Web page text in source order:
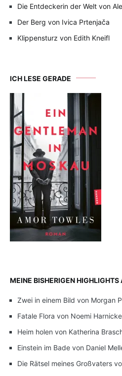
Die Entdeckerin der Welt von
Der Berg von Ivica Prtenjača
Klippensturz von Edith Kneifl
ICH LESE GERADE
MEINE BISHERIGEN
Zwei in einem Bild von Morgan
Fatale Flora von Noemi
Heim holen von Katherina
Einstein im Bade von Daniel
Die Rätsel meines Großvaters